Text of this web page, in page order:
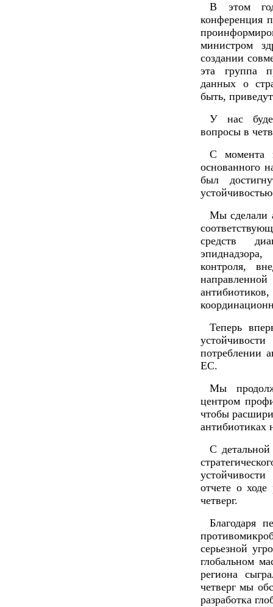
В этом
конференция
министром
создании
эта группа
данных о
быть,
У нас
вопросы в
С момента
основанного
был
Мы сделали
средств
контроля,
Теперь
потреблении
ЕС.
Мы
центром
чтобы
антибиотиках
С
отчете о
четверг.
Благодаря
серьезной
глобальном
региона
четверг мы
разработка